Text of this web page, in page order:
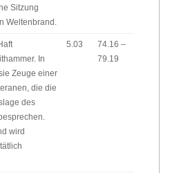
Sitzung
Weltenbrand.
In
Zeuge einer
die die
des
wird
5.03
74.16 –
79.19